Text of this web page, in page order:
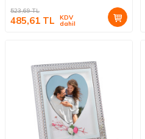
523,69TL
485,61 TL KDV
dahil